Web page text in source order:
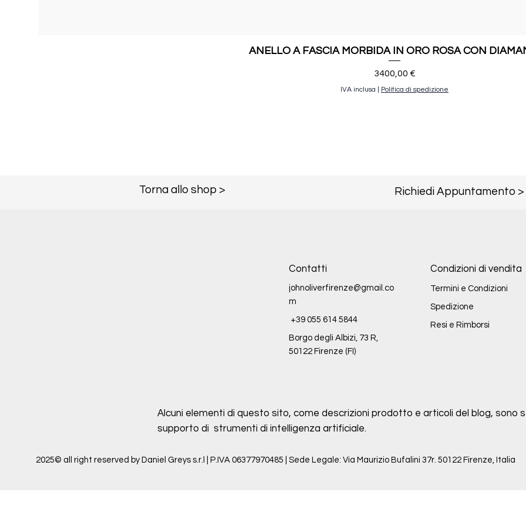
ANELLO A FASCIA MORBIDA IN ORO ROSA CON
Prezzo
3400,00 €
IVA inclusa Politica di spedizione
Torna allo shop > Richiedi Appuntamento >
Alcuni elementi di questo sito, come descrizioni prodotto e articoli del blog, sono
supporto di strumenti di intelligenza artificiale.
Contatti
johnoliverfirenze@gmail.co
m
+39 055 614 5844
Borgo degli Albizi, 73 R,
50122 Firenze (FI)
Condizioni di vendita
Termini e Condizioni
Spedizione
Resi e Rimborsi
2025© all right reserved by Daniel Greys s.r.l | P.IVA 06377970485 | Sede Legale: Via Maurizio Bufalini 37r. 50122 Firenze, Italia